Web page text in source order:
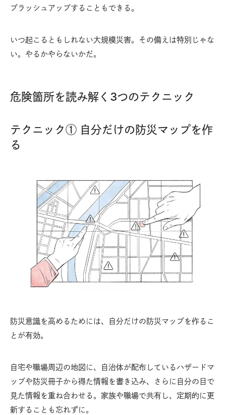
ブラッシュアップすることもできる。
いつ起こるともしれない大規模災害。その備えは特別じゃな
い。やるかやらないかだ。
危険箇所を読み解く3つのテクニック
テクニック① 自分だけの防災マップを作
る
防災意識を高めるためには、自分だけの防災マップを作るこ
とが有効。
自宅や職場周辺の地図に、自治体が配布しているハザードマ
ップや防災冊子から得た情報を書き込み、さらに自分の目で
見た情報を重ね合わせる。家族や職場で共有し、定期的に更
新することも忘れずに。